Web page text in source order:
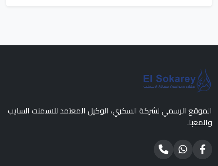
الموقع الرسمي لشركة السكري، الوكيل المعتمد للاسمنت السايب
والمعبا.